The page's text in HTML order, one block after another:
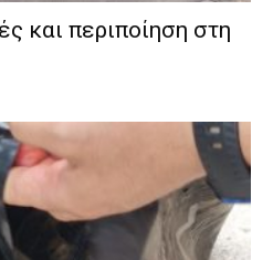
και περιποίηση στη